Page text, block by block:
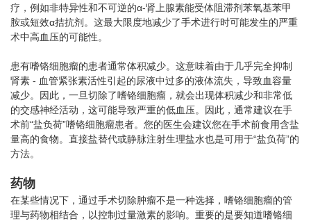
疗，例如非特异性和不可逆的α-肾上腺素能受体阻滞剂苯氧基苯甲
胺或短效α拮抗剂。这最大限度地减少了手术进行时可能发生的严重
术中高血压的可能性。
患有嗜铬细胞瘤的患者通常体积减少。这意味着由于几乎完全抑制
肾素 - 血管紧张素活性引起的尿液中过多的液体流失，导致血容量
减少。因此，一旦切除了嗜铬细胞瘤，就会出现体积减少和非常低
的交感神经活动，这可能导致严重的低血压。因此，通常建议在手
术前“盐负荷”嗜铬细胞瘤患者。您的医生会建议您在手术前食用含盐
量高的食物。直接盐替代或静脉注射生理盐水也是可用于“盐负荷”的
方法。
药物
在某些情况下，通过手术切除肿瘤不是一种选择，嗜铬细胞瘤的管
理与药物相结合，以控制过量激素的影响。重要的是要知道嗜铬细